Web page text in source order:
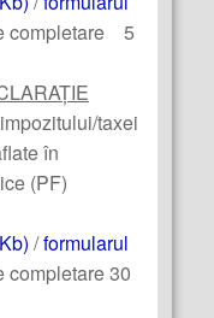
completare 5
taxei
în
(PF)
/formularul
completare 30